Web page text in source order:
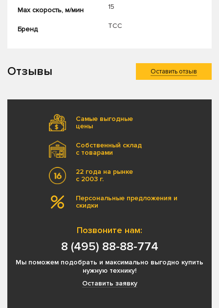
Max скорость, м/мин 15
Бренд ТСС
Отзывы Оставить отзыв
Самые выгодные
цены
Собственный склад
с товарами
22 года на рынке
с 2003 г.
Персональные предложения и
скидки
Позвоните нам:
8 (495) 88-88-774
Мы поможем подобрать и максимально выгодно купить
нужную технику!
Оставить заявку